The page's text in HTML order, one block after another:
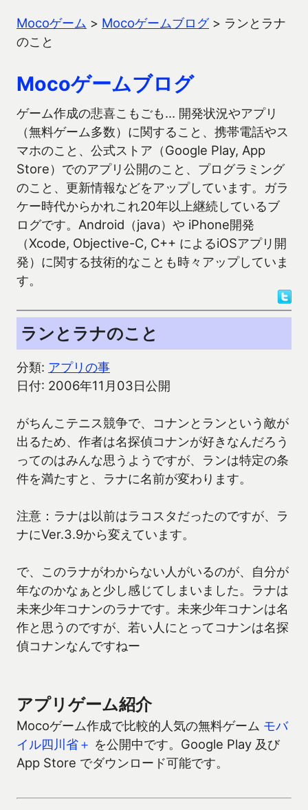
Mocoゲーム > Mocoゲームブログ> ランとラナ
のこと
Mocoゲームブログ
ゲーム作成の悲喜こもごも… 開発状況やアプリ
（無料ゲーム多数）に関すること、携帯電話やス
マホのこと、公式ストア（Google Play, App
Store）でのアプリ公開のこと、プログラミング
のこと、更新情報などをアップしています。ガラ
ケー時代からかれこれ20年以上継続しているブ
ログです。Android（java）や iPhone開発
（Xcode, Objective-C, C++ によるiOSアプリ開
発）に関する技術的なことも時々アップしていま
す。
ランとラナのこと
分類: アプリの事
日付: 2006年11月03日公開
がちんこテニス競争で、コナンとランという敵が
出るため、作者は名探偵コナンが好きなんだろう
ってのはみんな思うようですが、ランは特定の条
件を満たすと、ラナに名前が変わります。
注意：ラナは以前はラコスタだったのですが、ラ
ナにVer.3.9から変えています。
で、このラナがわからない人がいるのが、自分が
年なのかなぁと少し感じてしまいました。ラナは
未来少年コナンのラナです。未来少年コナンは名
作と思うのですが、若い人にとってコナンは名探
偵コナンなんですねー
アプリゲーム紹介
Mocoゲーム作成で比較的人気の無料ゲーム モバ
イル四川省＋ を公開中です。Google Play 及び
App Store でダウンロード可能です。